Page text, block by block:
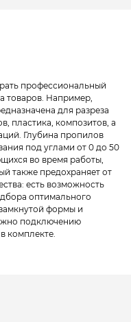
профессиональный
товаров. Например,
для разреза
пластика, композитов, а
Глубина пропилов
под углами от 0 до 50
во время работы,
также предохраняет от
есть возможность
оптимального
формы и
подключению
комплекте.